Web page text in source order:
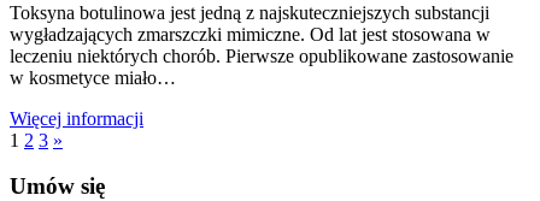
Toksyna botulinowa jest jedną z najskuteczniejszych substancji
wygładzających zmarszczki mimiczne. Od lat jest stosowana w
leczeniu niektórych chorób. Pierwsze opublikowane zastosowanie
w kosmetyce miało…
Więcej informacji
1 2 3 »
Umów się